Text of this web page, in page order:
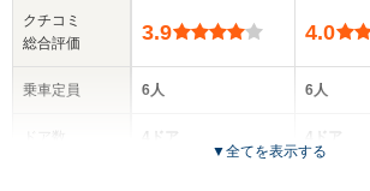
クチコミ
総合評価
乗車定員
3.9
6人
4ドア
4.0
6人
4ドア
▼全てを表示する